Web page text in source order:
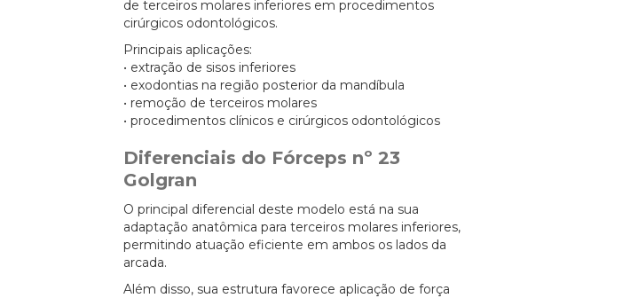
de terceiros molares inferiores em procedimentos
cirúrgicos odontológicos.
Principais aplicações:
• extração de sisos inferiores
• exodontias na região posterior da mandíbula
• remoção de terceiros molares
• procedimentos clínicos e cirúrgicos odontológicos
Diferenciais do Fórceps nº 23
Golgran
O principal diferencial deste modelo está na sua
adaptação anatômica para terceiros molares inferiores,
permitindo atuação eficiente em ambos os lados da
arcada.
Além disso, sua estrutura favorece aplicação de força